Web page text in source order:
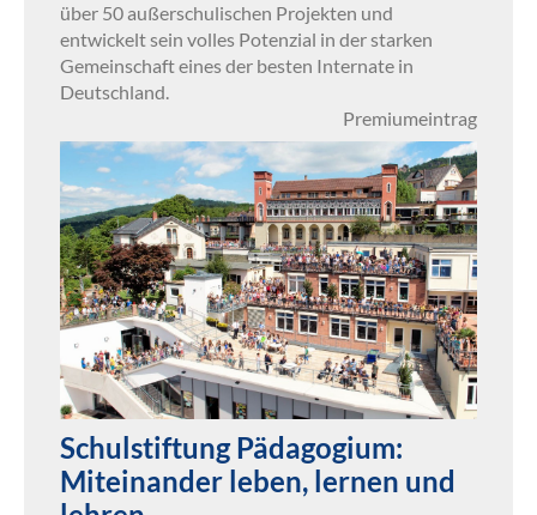
über 50 außerschulischen Projekten und
entwickelt sein volles Potenzial in der starken
Gemeinschaft eines der besten Internate in
Deutschland.
Premiumeintrag
Schulstiftung Pädagogium:
Miteinander leben, lernen und